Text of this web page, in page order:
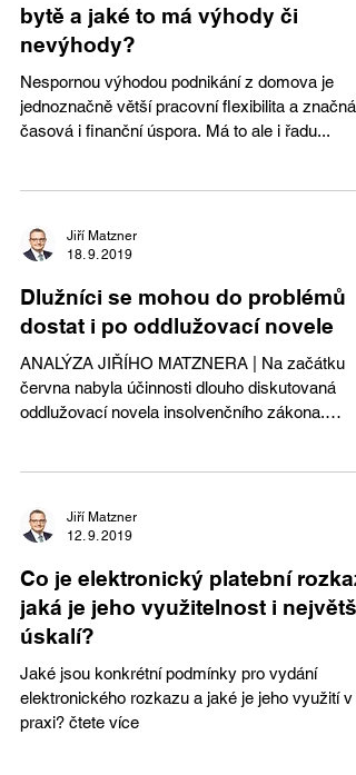
bytě a jaké to má výhody či
nevýhody?
Nespornou výhodou podnikání z domova je
jednoznačně větší pracovní flexibilita a značná
časová i finanční úspora. Má to ale i řadu...
Jiří Matzner
18. 9. 2019
Dlužníci se mohou do problémů
dostat i po oddlužovací novele
ANALÝZA JIŘÍHO MATZNERA | Na začátku
června nabyla účinnosti dlouho diskutovaná
oddlužovací novela insolvenčního zákona.
Jiří Matzner
12. 9. 2019
Co je elektronický platební
jaká je jeho využitelnost i největší
úskalí?
Jaké jsou konkrétní podmínky pro vydání
elektronického rozkazu a jaké je jeho využití v
praxi? čtete více